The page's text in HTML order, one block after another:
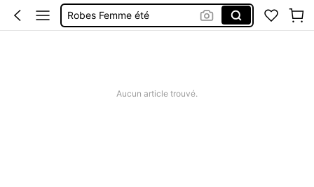
Robes Femme été
Aucun article trouvé.